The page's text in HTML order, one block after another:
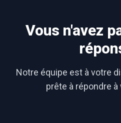
Vous n'avez
Notre équipe est à votre
prête à répondre